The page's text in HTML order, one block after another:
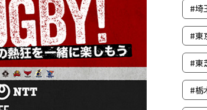
#埼
#東
#東
#栃